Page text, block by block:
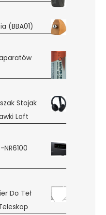
(BBA01)
Stojak
Loft
Do Teł